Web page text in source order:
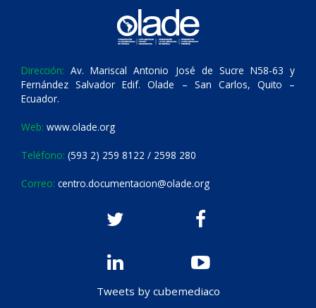
Dirección: Av. Mariscal Antonio José de Sucre N58-63 y
Fernández Salvador Edif. Olade – San Carlos, Quito –
Ecuador.
Web: www.olade.org
Teléfono: (593 2) 259 8122 / 2598 280
Correo: centro.documentacion@olade.org
Tweets by cubemediaco